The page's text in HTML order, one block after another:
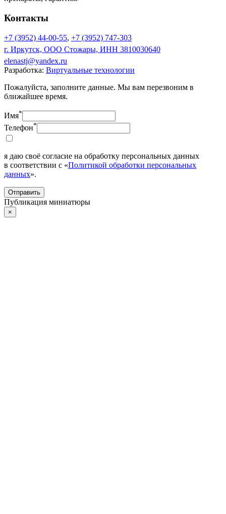
Контакты
+7 (3952) 44-00-55, +7 (3952) 747-303
г. Иркутск, ООО Стожары, ИНН 3810030640
elenastj@yandex.ru
Разработка: Виртуальные технологии
Пожалуйста, заполните данные. Мы вам перезвоним в
ближайшее время.
Имя*
Телефон*
я даю своё согласие на обработку персональных данных
в соответствии с «Политикой обработки персональных
данных».
Отправить
Публикация миниатюры
×